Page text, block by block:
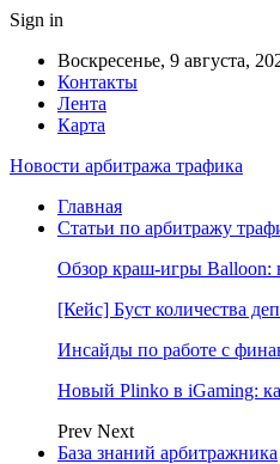
Sign in
Воскресенье, 9 августа,
Контакты
Лента
Карта
Новости арбитража трафика
Главная
Статьи по арбитражу
Обзор краш-игры Balloon:
[Кейс] Буст количества
Инсайды по работе с
Новый Plinko в iGaming:
Prev Next
База знаний арбитражника